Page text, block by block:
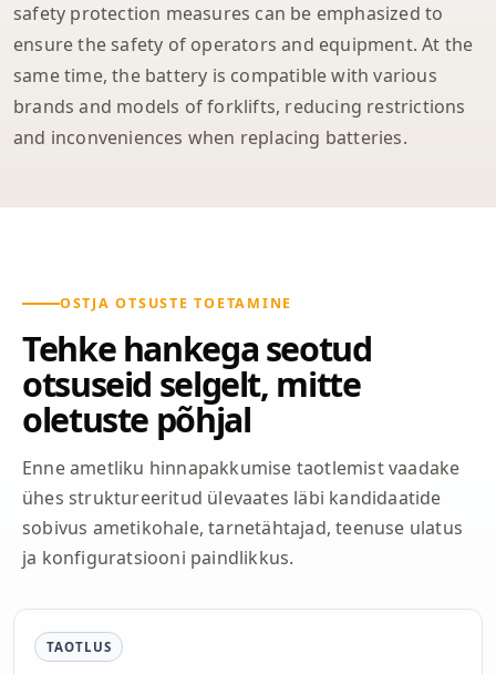
safety protection measures can be emphasized to
ensure the safety of operators and equipment. At the
same time, the battery is compatible with various
brands and models of forklifts, reducing restrictions
and inconveniences when replacing batteries.
OSTJA OTSUSTE TOETAMINE
Tehke hankega seotud
otsuseid selgelt, mitte
oletuste põhjal
Enne ametliku hinnapakkumise taotlemist vaadake
ühes struktureeritud ülevaates läbi kandidaatide
sobivus ametikohale, tarnetähtajad, teenuse ulatus
ja konfiguratsiooni paindlikkus.
TAOTLUS